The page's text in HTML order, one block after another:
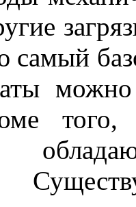
самый
того,